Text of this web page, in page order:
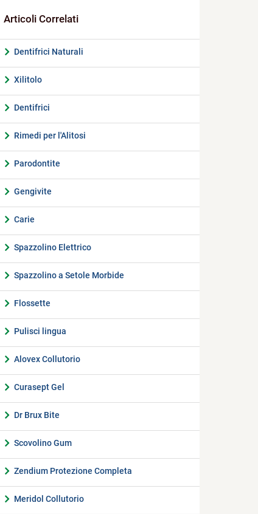
Dentifrici Naturali
Xilitolo
Dentifrici
Rimedi per l'Alitosi
Parodontite
Gengivite
Carie
Spazzolino Elettrico
Spazzolino a Setole Morbide
Flossette
Pulisci lingua
Alovex Collutorio
Curasept Gel
Dr Brux Bite
Scovolino Gum
Zendium Protezione Completa
Meridol Collutorio